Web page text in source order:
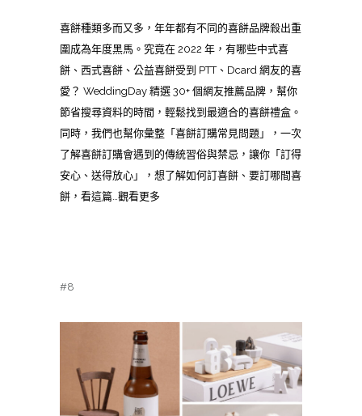
喜餅種類多而又多，年年都有不同的喜餅品牌殺出重
圍成為年度黑馬。究竟在 2022 年，有哪些中式喜
餅、西式喜餅、公益喜餅受到 PTT、Dcard 網友的喜
愛？ WeddingDay 精選 30+ 個網友推薦品牌，幫你
節省搜尋資料的時間，輕鬆找到最適合的喜餅禮盒。
同時，我們也幫你彙整「喜餅訂購常見問題」，一次
了解喜餅訂購會遇到的傳統習俗與禁忌，讓你「訂得
安心、送得放心」，想了解如何訂喜餅、要訂哪間喜
餅，看這篇…觀看更多
#8